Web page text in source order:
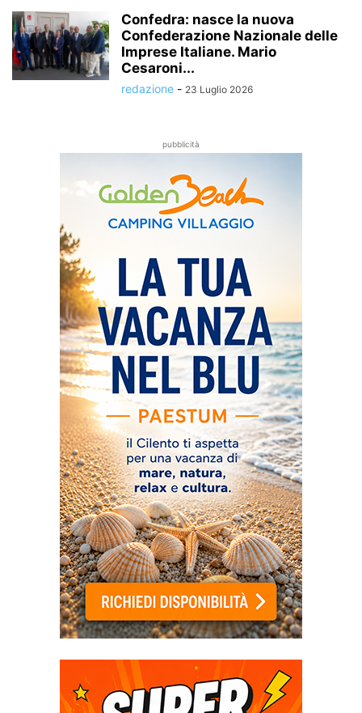
Confedra: nasce la nuova
Confederazione Nazionale delle
Imprese Italiane. Mario
Cesaroni...
redazione - 23 Luglio 2026
pubblicità